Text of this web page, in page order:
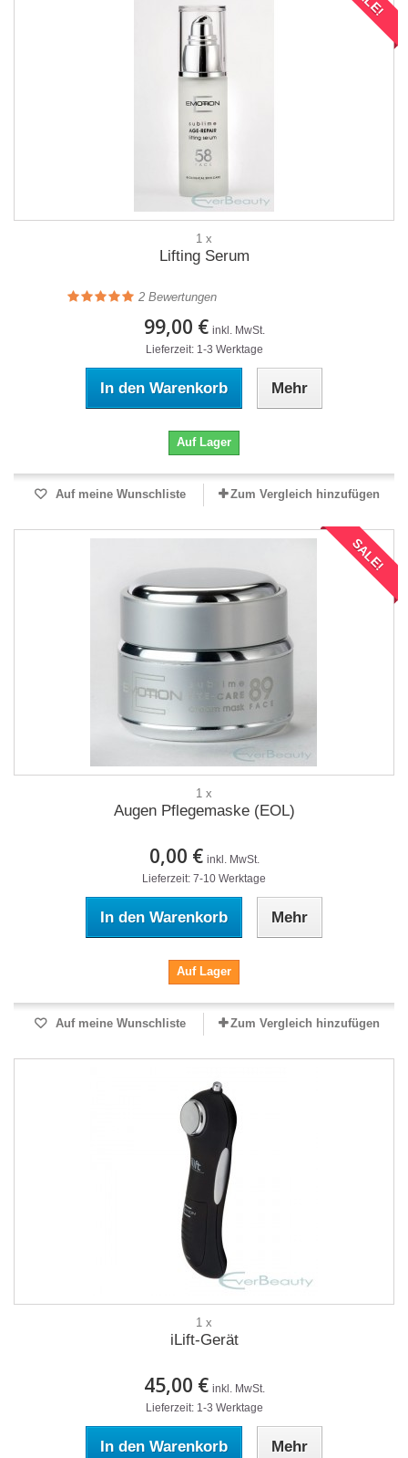
1 x
Lifting Serum
2 Bewertungen
99,00 € inkl. MwSt.
Lieferzeit: 1-3 Werktage
In den Warenkorb Mehr
Auf Lager
Auf meine Wunschliste Zum Vergleich hinzufügen
SALE!
1 x
Augen Pflegemaske (EOL)
0,00 € inkl. MwSt.
Lieferzeit: 7-10 Werktage
In den Warenkorb Mehr
Auf Lager
Auf meine Wunschliste Zum Vergleich hinzufügen
1 x
iLift-Gerät
45,00 € inkl. MwSt.
Lieferzeit: 1-3 Werktage
In den Warenkorb Mehr